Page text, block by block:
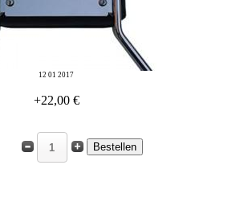
12 01 2017
+22,00 €